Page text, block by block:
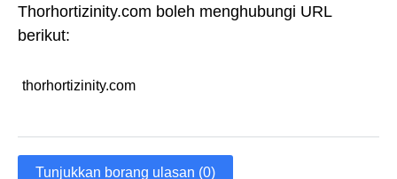
Thorhortizinity.com boleh menghubungi URL
berikut:
thorhortizinity.com
Tunjukkan borang ulasan (0)